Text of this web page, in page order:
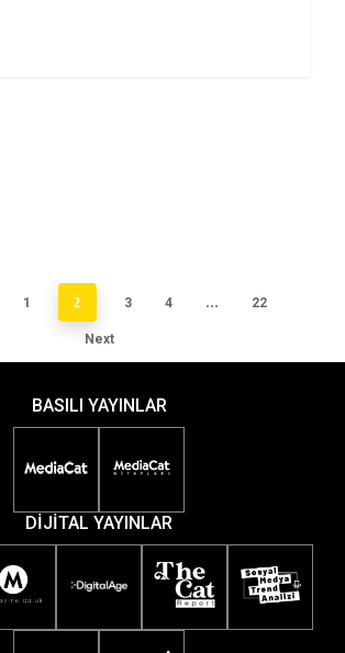
1 2 3 4 … 22
Next
BASILI YAYINLAR
DİJİTAL YAYINLAR